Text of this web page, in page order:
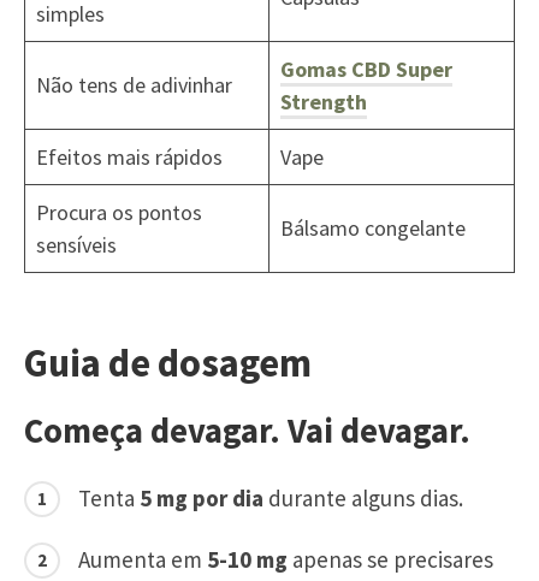
simples
Não tens de adivinhar
Gomas CBD Super
Strength
Efeitos mais rápidos
Vape
Procura os pontos
sensíveis
Bálsamo congelante
Guia de dosagem
Começa devagar. Vai devagar.
Tenta 5 mg por dia durante alguns dias.
Aumenta em 5-10 mg apenas se precisares